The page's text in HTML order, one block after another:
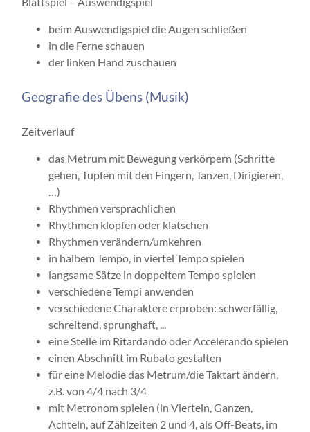
beim Auswendigspiel die Augen schließen
in die Ferne schauen
der linken Hand zuschauen
Geografie des Übens (Musik)
Zeitverlauf
das Metrum mit Bewegung verkörpern (Schritte
gehen, Tupfen mit den Fingern, Tanzen, Dirigieren,
…)
Rhythmen versprachlichen
Rhythmen klopfen oder klatschen
Rhythmen verändern/umkehren
in halbem Tempo, in viertel Tempo spielen
langsame Sätze in doppeltem Tempo spielen
verschiedene Tempi anwenden
verschiedene Charaktere erproben: schwerfällig,
schreitend, sprunghaft, ...
eine Stelle im Ritardando oder Accelerando spielen
einen Abschnitt im Rubato gestalten
für eine Melodie das Metrum/die Taktart ändern,
z.B. von 4/4 nach 3/4
mit Metronom spielen (in Vierteln, Ganzen,
Achteln, auf Zählzeiten 2 und 4, als Off-Beats, im